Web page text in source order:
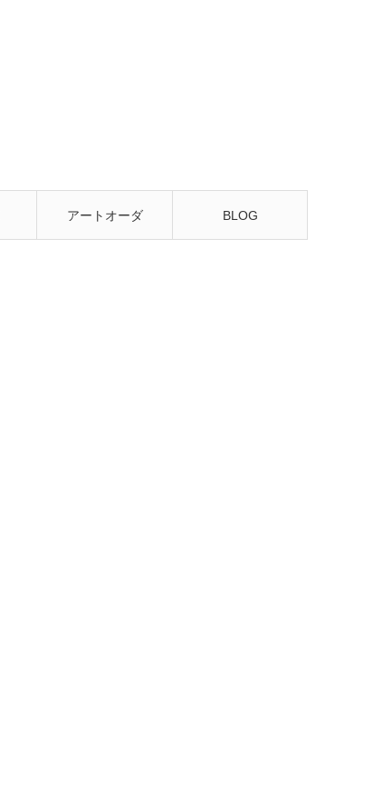
アートオーダ BLOG